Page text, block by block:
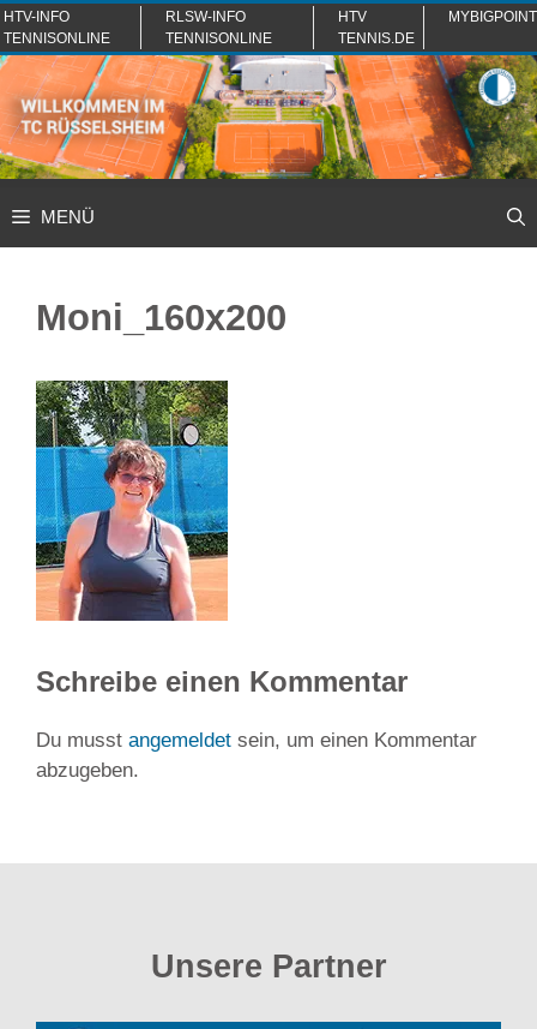
Zum
Inhalt
springen
HTV-INFO
TENNISONLINE
RLSW-INFO
TENNISONLINE
HTV
TENNIS.DE
MYBIGPOINT
MENÜ
Moni_160x200
Schreibe einen Kommentar
Du musst angemeldet sein, um einen Kommentar
abzugeben.
Unsere Partner